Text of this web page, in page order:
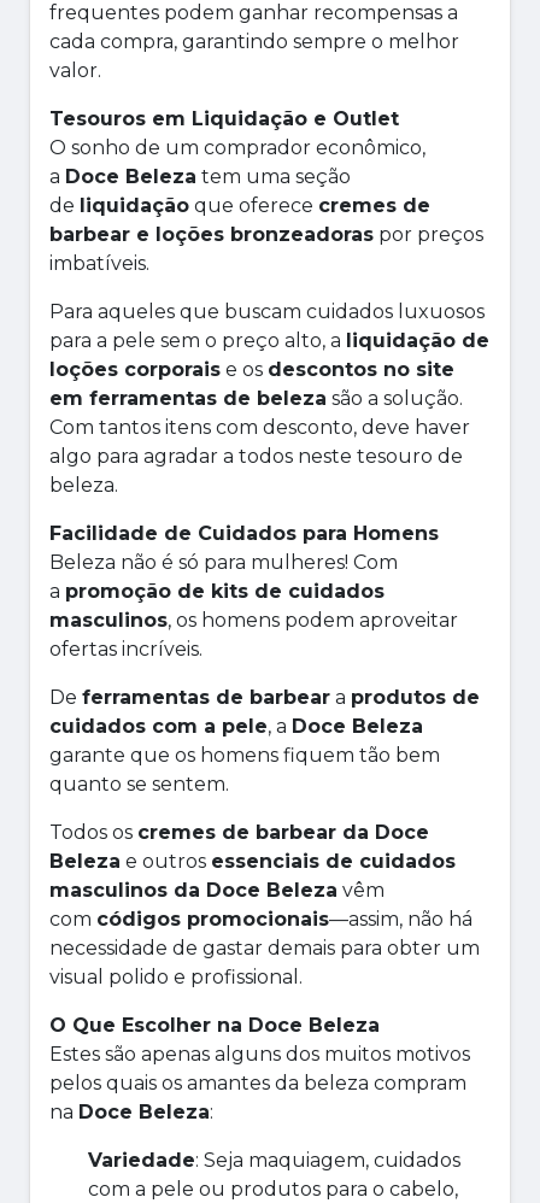
frequentes podem ganhar recompensas a
cada compra, garantindo sempre o melhor
valor.
Tesouros em Liquidação e Outlet
O sonho de um comprador econômico,
a Doce Beleza tem uma seção
de liquidação que oferece cremes de
barbear e loções bronzeadoras por preços
imbatíveis.
Para aqueles que buscam cuidados luxuosos
para a pele sem o preço alto, a liquidação de
loções corporais e os descontos no site
em ferramentas de beleza são a solução.
Com tantos itens com desconto, deve haver
algo para agradar a todos neste tesouro de
beleza.
Facilidade de Cuidados para Homens
Beleza não é só para mulheres! Com
a promoção de kits de cuidados
masculinos, os homens podem aproveitar
ofertas incríveis.
De ferramentas de barbear a produtos de
cuidados com a pele, a Doce Beleza
garante que os homens fiquem tão bem
quanto se sentem.
Todos os cremes de barbear da Doce
Beleza e outros essenciais de cuidados
masculinos da Doce Beleza vêm
com códigos promocionais—assim, não há
necessidade de gastar demais para obter um
visual polido e profissional.
O Que Escolher na Doce Beleza
Estes são apenas alguns dos muitos motivos
pelos quais os amantes da beleza compram
na Doce Beleza:
Variedade: Seja maquiagem, cuidados
com a pele ou produtos para o cabelo,